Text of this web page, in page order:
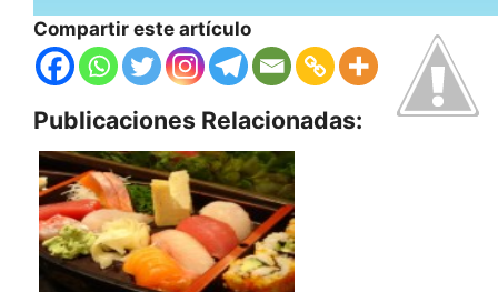
Compartir este artículo
Publicaciones Relacionadas: